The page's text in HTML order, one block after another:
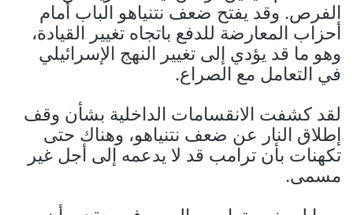
الفرص. وقد يفتح ضعف نتنياهو الباب أمام
أحزاب المعارضة للدفع باتجاه تغيير القيادة،
وهو ما قد يؤدي إلى تغيير النهج الإسرائيلي
في التعامل مع الصراع.
لقد كشفت الانقسامات الداخلية بشأن وقف
إطلاق النار عن ضعف نتنياهو، وهناك حتى
تكهنات بأن ترامب قد لا يدعمه إلى أجل غير
مسمى.